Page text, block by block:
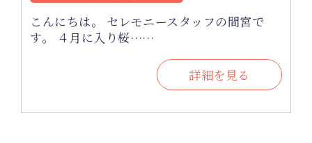
こんにちは。 セレモニースタッフの間宮で
す。 ４月に入り桜……
詳細を見る